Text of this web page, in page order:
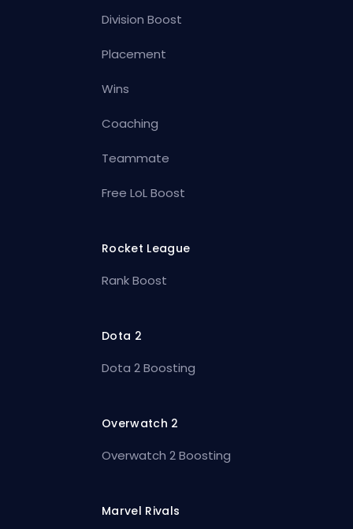
Division Boost
Placement
Wins
Coaching
Teammate
Free LoL Boost
Rocket League
Rank Boost
Dota 2
Dota 2 Boosting
Overwatch 2
Overwatch 2 Boosting
Marvel Rivals